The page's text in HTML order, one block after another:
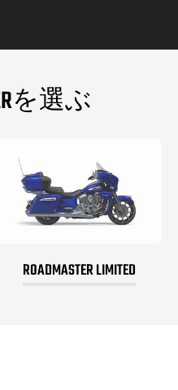
を選ぶ
ROADMASTER LIMITED